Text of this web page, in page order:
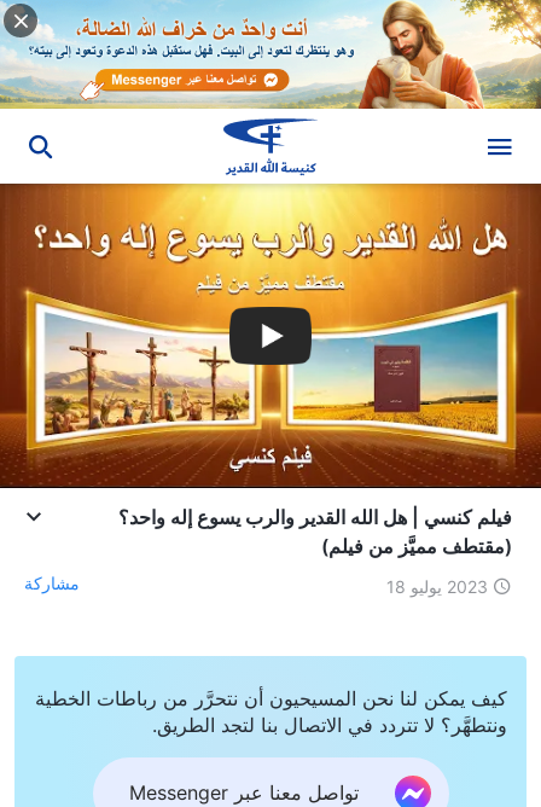
فيلم كنسي | هل الله القدير والرب يسوع إله واحد؟
(مقتطف مميَّز من فيلم)
2023 يوليو 18 مشاركة
كيف يمكن لنا نحن المسيحيون أن نتحرَّر من رباطات الخطية
ونتطهَّر؟ لا تتردد في الاتصال بنا لتجد الطريق.
تواصل معنا عبر Messenger